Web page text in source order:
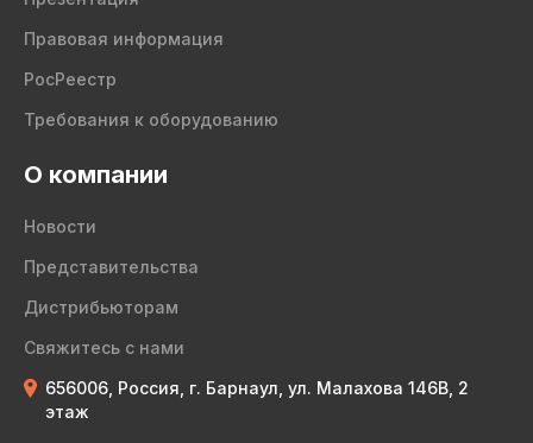
Правовая информация
РосРеестр
Требования к оборудованию
О компании
Новости
Представительства
Дистрибьюторам
Свяжитесь с нами
656006, Россия, г. Барнаул, ул. Малахова 146В, 2
этаж